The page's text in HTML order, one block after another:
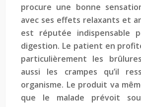
procure une bonne
avec ses effets relaxants et
est réputée indispensable
digestion. Le patient en
particulièrement les
aussi les crampes qu’il
organisme. Le produit va
que le malade prévoit